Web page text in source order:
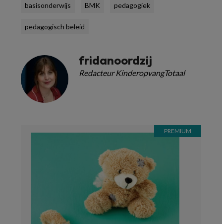
basisonderwijs BMK pedagogiek
pedagogisch beleid
fridanoordzij
Redacteur KinderopvangTotaal